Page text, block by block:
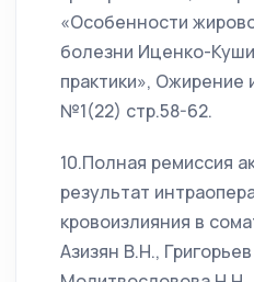
«Особенности
болезни Иценко-
практики», Ожирение
№1(22) стр.58-62.
10.Полная ремиссия
результат
кровоизлияния в
Азизян В.Н.,